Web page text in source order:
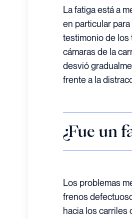
La fatiga está a
en particular
testimonio de los
cámaras de la
desvió
frente a la
¿Fue un
Los problemas
frenos
hacia los carriles